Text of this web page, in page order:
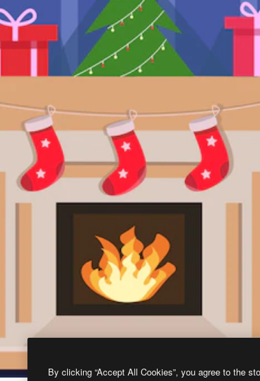
By clicking “Accept All Cookies”, you agree to the